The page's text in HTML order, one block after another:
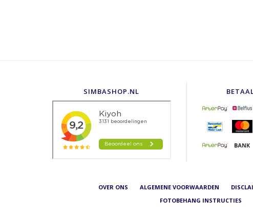
SIMBASHOP.NL
OVER ONS ALGEMENE VOORWAARDEN
FOTOBEHANG INSTRUCTIES